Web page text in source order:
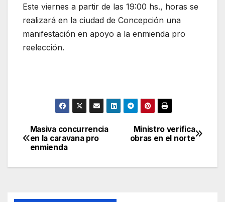
Este viernes a partir de las 19:00 hs., horas se
realizará en la ciudad de Concepción una
manifestación en apoyo a la enmienda pro
reelección.
Navegación
de
Ministro verifica
obras en el norte
Masiva concurrencia
en la caravana pro
enmienda